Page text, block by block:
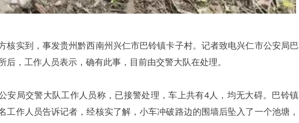
核实到，事发贵州黔西南州兴仁市巴铃镇卡子村。记者致电兴仁市公安局巴
后，工作人员表示，确有此事，目前由交警大队在处理。
安局交警大队工作人员称，已接警处理，车上共有4人，均无大碍。巴铃镇
工作人员告诉记者，经核实了解，小车冲破路边的围墙后坠入了一个池塘，